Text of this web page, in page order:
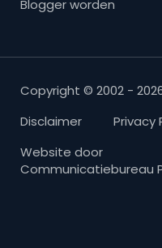
Blogger worden
Copyright © 2002 -
Disclaimer
Privacy
Website door
Communicatiebureau